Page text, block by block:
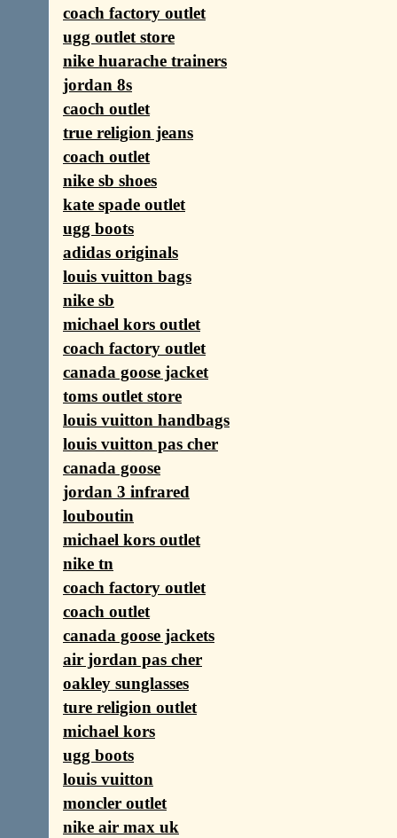
coach factory outlet
ugg outlet store
nike huarache trainers
jordan 8s
caoch outlet
true religion jeans
coach outlet
nike sb shoes
kate spade outlet
ugg boots
adidas originals
louis vuitton bags
nike sb
michael kors outlet
coach factory outlet
canada goose jacket
toms outlet store
louis vuitton handbags
louis vuitton pas cher
canada goose
jordan 3 infrared
louboutin
michael kors outlet
nike tn
coach factory outlet
coach outlet
canada goose jackets
air jordan pas cher
oakley sunglasses
ture religion outlet
michael kors
ugg boots
louis vuitton
moncler outlet
nike air max uk